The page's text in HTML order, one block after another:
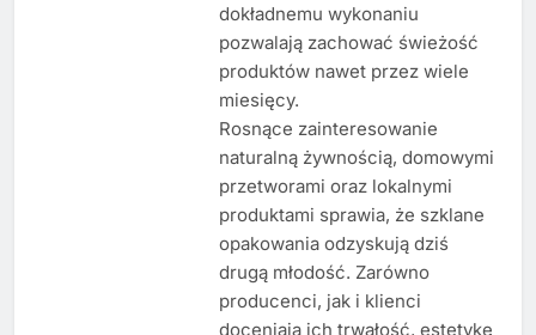
dokładnemu wykonaniu
pozwalają zachować świeżość
produktów nawet przez wiele
miesięcy.
Rosnące zainteresowanie
naturalną żywnością, domowymi
przetworami oraz lokalnymi
produktami sprawia, że szklane
opakowania odzyskują dziś
drugą młodość. Zarówno
producenci, jak i klienci
doceniają ich trwałość, estetykę